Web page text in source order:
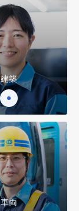
建築
車両